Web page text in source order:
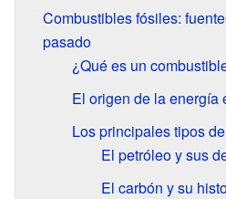
Combustibles fósiles:
pasado
¿Qué es un
El origen de la energía
Los principales tipos
El petróleo y sus
El carbón y su